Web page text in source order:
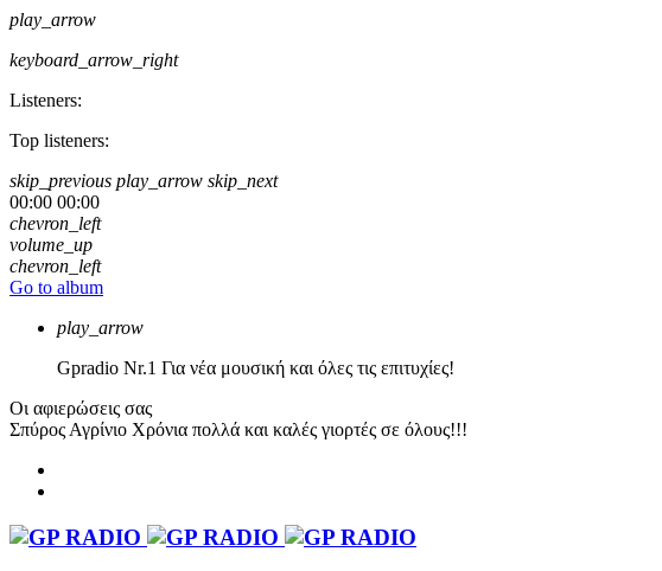
play_arrow
keyboard_arrow_right
Listeners:
Top listeners:
skip_previous play_arrow skip_next
00:00 00:00
chevron_left
volume_up
chevron_left
Go to album
play_arrow
Gpradio Nr.1 Για νέα μουσική και όλες τις επιτυχίες!
Οι αφιερώσεις σας
Σπύρος Αγρίνιο Χρόνια πολλά και καλές γιορτές σε όλους!!!